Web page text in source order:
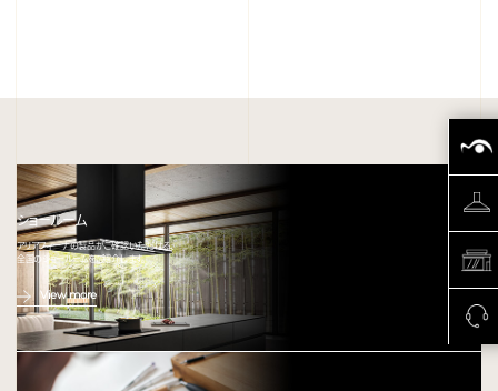
ショールーム
アリアフィーナの製品がご確認いただける、
全国のショールームをご紹介します。
View more